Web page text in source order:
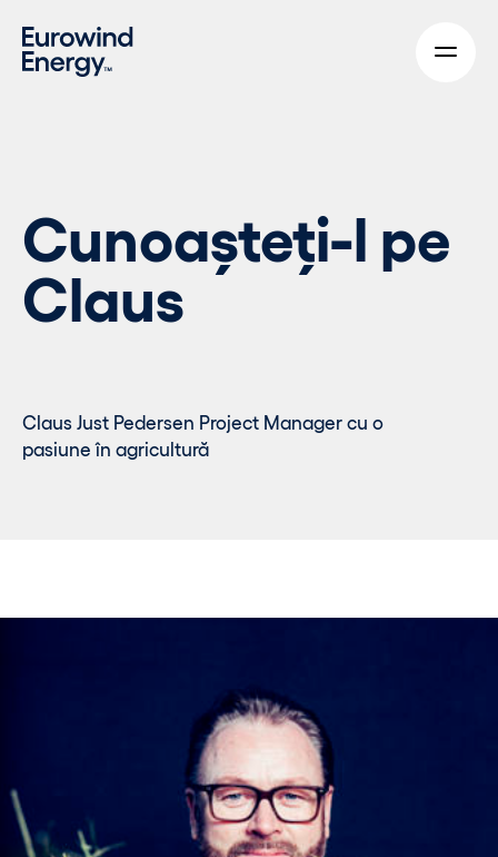
Cunoașteți-l pe
Claus
Claus Just Pedersen Project Manager cu o
pasiune în agricultură